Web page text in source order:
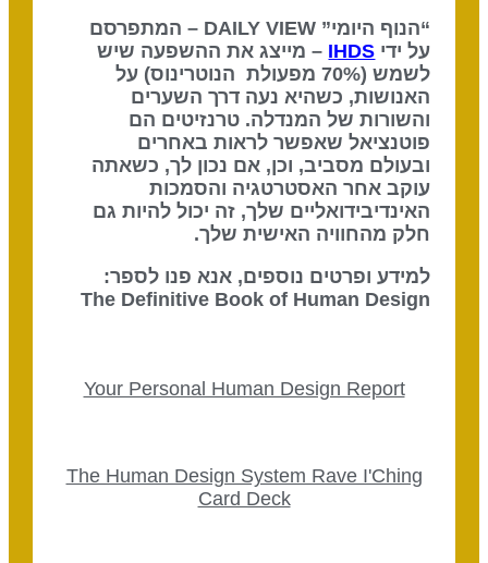
“הנוף היומי” DAILY VIEW – המתפרסם
על ידיIHDS – מייצג את ההשפעה שיש
לשמש (70% מפעולת הנוטרינוס) על
האנושות, כשהיא נעה דרך השערים
והשורות של המנדלה. טרנזיטים הם
פוטנציאל שאפשר לראות באחרים
ובעולם מסביב, וכן, אם נכון לך, כשאתה
עוקב אחר האסטרטגיה והסמכות
האינדיבידואליים שלך, זה יכול להיות גם
חלק מהחוויה האישית שלך.
למידע ופרטים נוספים, אנא פנו לספר:
The Definitive Book of Human Design
Your Personal Human Design Report
The Human Design System Rave I'Ching
Card Deck